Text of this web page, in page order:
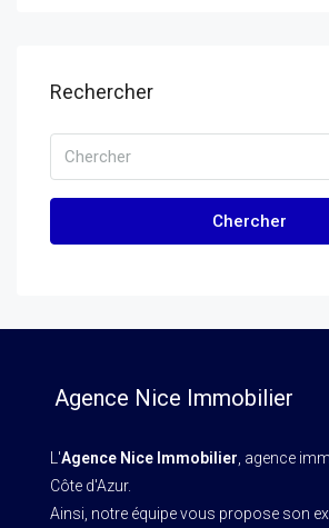
Rechercher
Chercher
Agence Nice Immobilier
L'Agence Nice Immobilier , agence
Côte d'Azur.
Ainsi, notre équipe vous propose son